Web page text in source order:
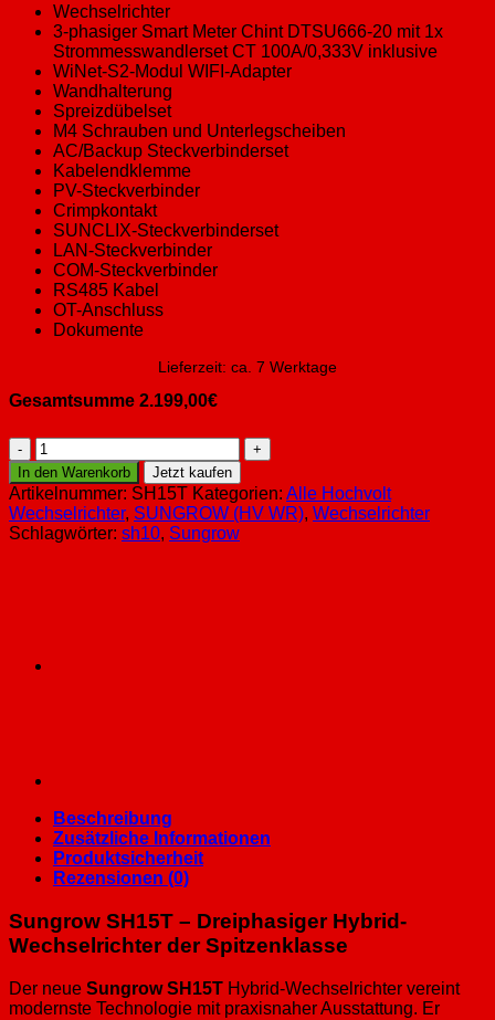
Wechselrichter
3-phasiger Smart Meter Chint DTSU666-20 mit 1x
Strommesswandlerset CT 100A/0,333V inklusive
WiNet-S2-Modul WIFI-Adapter
Wandhalterung
Spreizdübelset
M4 Schrauben und Unterlegscheiben
AC/Backup Steckverbinderset
Kabelendklemme
PV-Steckverbinder
Crimpkontakt
SUNCLIX-Steckverbinderset
LAN-Steckverbinder
COM-Steckverbinder
RS485 Kabel
OT-Anschluss
Dokumente
Lieferzeit: ca. 7 Werktage
Gesamtsumme 2.199,00€
Sungrow
SH15-
T
Hybrid
Wechselrichter
inkl.
In den Warenkorb Jetzt kaufen
Artikelnummer: SH15T Kategorien: Alle Hochvolt
Wechselrichter, SUNGROW (HV WR), Wechselrichter
Schlagwörter: sh10, Sungrow
Beschreibung
Zusätzliche Informationen
Produktsicherheit
Rezensionen (0)
Sungrow SH15T – Dreiphasiger Hybrid-
Wechselrichter der Spitzenklasse
Der neue Sungrow SH15T Hybrid-Wechselrichter vereint
modernste Technologie mit praxisnaher Ausstattung. Er